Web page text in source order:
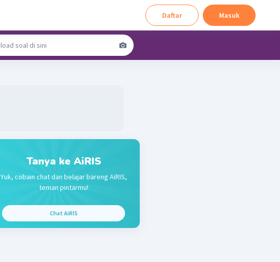
Daftar Masuk
Tanya ke AiRIS
Yuk, cobain chat dan belajar bareng AiRIS,
teman pintarmu!
Chat AiRIS